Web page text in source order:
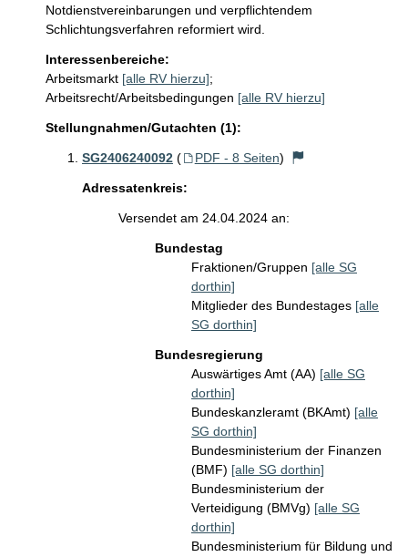
Notdienstvereinbarungen und verpflichtendem
Schlichtungsverfahren reformiert wird.
Interessenbereiche:
Arbeitsmarkt [alle RV hierzu];
Arbeitsrecht/Arbeitsbedingungen [alle RV hierzu]
Stellungnahmen/Gutachten (1):
SG2406240092 ( PDF - 8 Seiten)
Adressatenkreis:
Versendet am 24.04.2024 an:
Bundestag
Fraktionen/Gruppen [alle SG
dorthin]
Mitglieder des Bundestages [alle
SG dorthin]
Bundesregierung
Auswärtiges Amt (AA) [alle SG
dorthin]
Bundeskanzleramt (BKAmt) [alle
SG dorthin]
Bundesministerium der Finanzen
(BMF) [alle SG dorthin]
Bundesministerium der
Verteidigung (BMVg) [alle SG
dorthin]
Bundesministerium für Bildung und